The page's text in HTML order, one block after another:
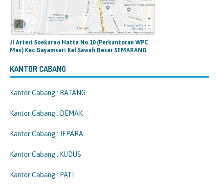
Jl Arteri Soekarno Hatta No.10 (Perkantoran WPC
Mas) Kec.Gayamsari Kel.Sawah Besar SEMARANG
KANTOR CABANG
Kantor Cabang : BATANG
Kantor Cabang : DEMAK
Kantor Cabang : JEPARA
Kantor Cabang : KUDUS
Kantor Cabang : PATI